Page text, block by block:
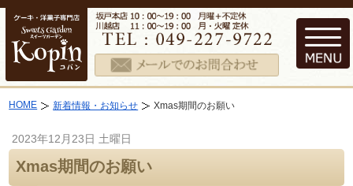
HOME 新着情報・お知らせ Xmas期間のお願い
2023年12月23日 土曜日
Xmas期間のお願い